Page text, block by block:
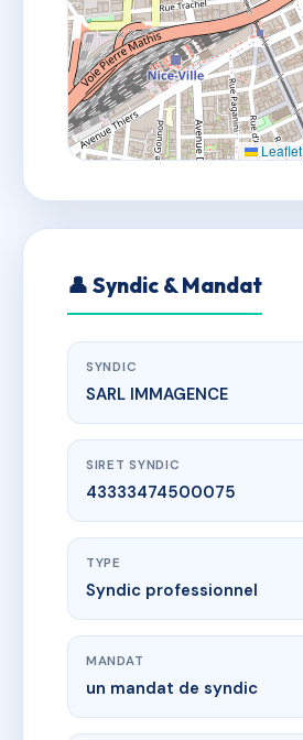
Leaflet
👤 Syndic & Mandat
SYNDIC
SARL IMMAGENCE
SIRET SYNDIC
43333474500075
TYPE
Syndic professionnel
MANDAT
un mandat de syndic